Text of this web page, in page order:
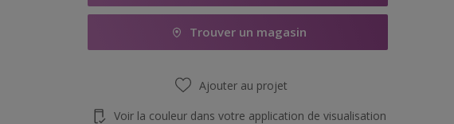
Trouver un magasin
Ajouter au projet
Voir la couleur dans votre application de visualisation